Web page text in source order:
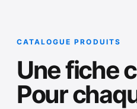
CATALOGUE PRODUITS
Une fiche
Pour